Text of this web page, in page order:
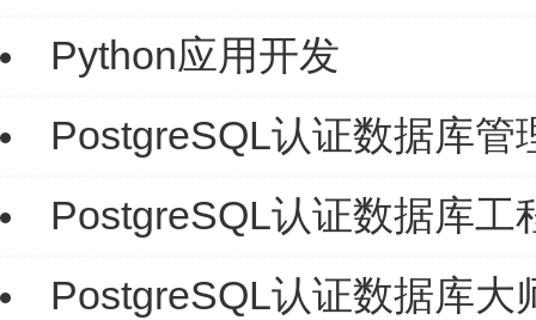
Python应用开发
PostgreSQL认证数据库管
PostgreSQL认证数据库工
PostgreSQL认证数据库大